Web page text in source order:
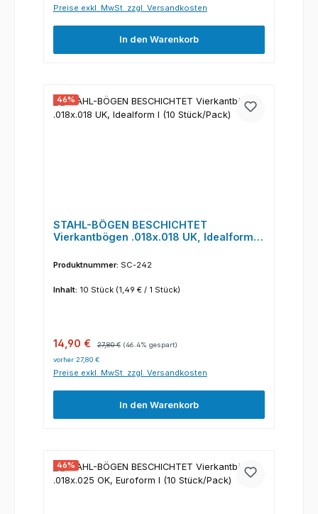
Preise exkl. MwSt. zzgl. Versandkosten
In den Warenkorb
46%
STAHL-BÖGEN BESCHICHTET
Vierkantbögen .018x.018 UK, Idealform I
Produktnummer: SC-242
Inhalt: 10 Stück (1,49 € / 1 Stück)
Verkaufspreis:
14,90 € Regulärer Preis:
27,80 € (46.4% gespart)
vorher 27,80 €
Preise exkl. MwSt. zzgl. Versandkosten
In den Warenkorb
46%